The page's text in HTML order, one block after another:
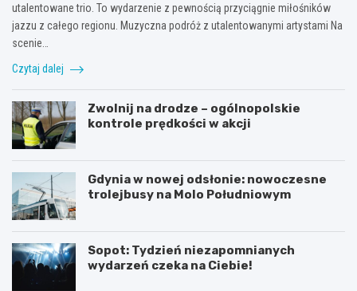
utalentowane trio. To wydarzenie z pewnością przyciągnie miłośników
jazzu z całego regionu. Muzyczna podróż z utalentowanymi artystami Na
scenie…
Czytaj dalej
Zwolnij na drodze – ogólnopolskie
kontrole prędkości w akcji
Gdynia w nowej odsłonie: nowoczesne
trolejbusy na Molo Południowym
Sopot: Tydzień niezapomnianych
wydarzeń czeka na Ciebie!